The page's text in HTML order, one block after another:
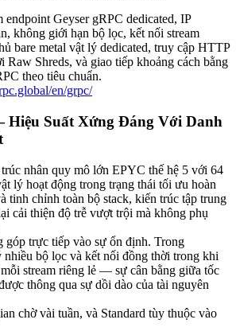
endpoint Geyser gRPC dedicated, IP
không giới hạn bộ lọc, kết nối stream
bare metal vật lý dedicated, truy cập HTTP
Raw Shreds, và giao tiếp khoảng cách bằng
theo tiêu chuẩn.
en/grpc/
Suất Xứng Đáng Với Danh
nhân quy mô lớn EPYC thế hệ 5 với 64
lý hoạt động trong trạng thái tối ưu hoàn
tinh chỉnh toàn bộ stack, kiến trúc tập trung
cải thiện độ trễ vượt trội mà không phụ
góp trực tiếp vào sự ổn định. Trong
bộ lọc và kết nối đồng thời trong khi
stream riêng lẻ — sự cân bằng giữa tốc
thông qua sự dồi dào của tài nguyên
chờ vài tuần, và Standard tùy thuộc vào